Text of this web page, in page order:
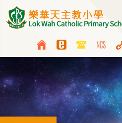
移至主內容
Top